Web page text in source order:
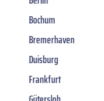
Bochum
Bremerhaven
Duisburg
Frankfurt